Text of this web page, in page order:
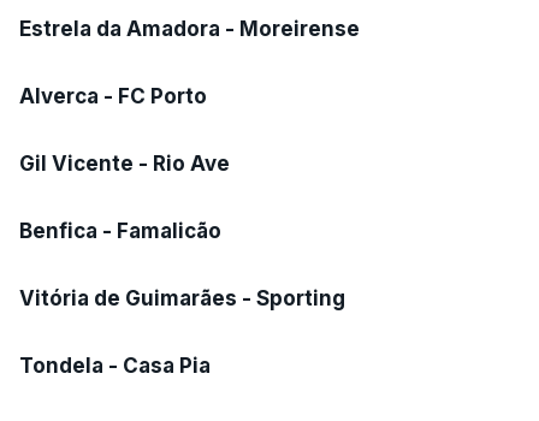
Estrela da Amadora - Moreirense
Alverca - FC Porto
Gil Vicente - Rio Ave
Benfica - Famalicão
Vitória de Guimarães - Sporting
Tondela - Casa Pia